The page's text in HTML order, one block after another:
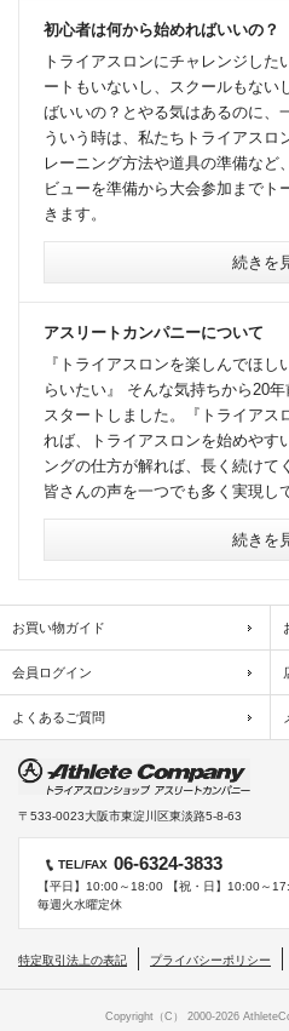
初心者は何から始めればいいの？
トライアスロンにチャレンジした
ートもいないし、スクールもない
ばいいの？とやる気はあるのに、
ういう時は、私たちトライアスロ
レーニング方法や道具の準備など
ビューを準備から大会参加までト
きます。
続きを
アスリートカンパニーについて
『トライアスロンを楽しんでほ
らいたい』 そんな気持ちから20
スタートしました。『トライアス
れば、トライアスロンを始めやす
ングの仕方が解れば、長く続けて
皆さんの声を一つでも多く実現し
続きを
お買い物ガイド
会員ログイン
よくあるご質問
〒533-0023大阪市東淀川区東淡路5-8-63
TEL/FAX 06-6324-3833
【平日】10:00～18:00 【祝・日】10:00～
毎週火水曜定休
特定取引法上の表記 プライバシーポリシー
Copyright（C） 2000-2026